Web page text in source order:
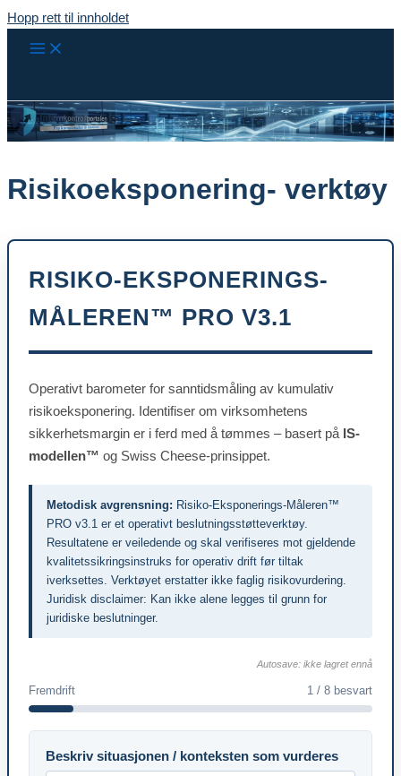
Hopp rett til innholdet
Risikoeksponering- verktøy
RISIKO-EKSPONERINGS-
MÅLEREN™ PRO V3.1
Operativt barometer for sanntidsmåling av kumulativ
risikoeksponering. Identifiser om virksomhetens
sikkerhetsmargin er i ferd med å tømmes – basert på IS-
modellen™ og Swiss Cheese-prinsippet.
Metodisk avgrensning: Risiko-Eksponerings-Måleren™
PRO v3.1 er et operativt beslutningsstøtteverktøy.
Resultatene er veiledende og skal verifiseres mot gjeldende
kvalitetssikringsinstruks for operativ drift før tiltak
iverksettes. Verktøyet erstatter ikke faglig risikovurdering.
Juridisk disclaimer: Kan ikke alene legges til grunn for
juridiske beslutninger.
Autosave: ikke lagret ennå
Fremdrift 1 / 8 besvart
Beskriv situasjonen / konteksten som vurderes